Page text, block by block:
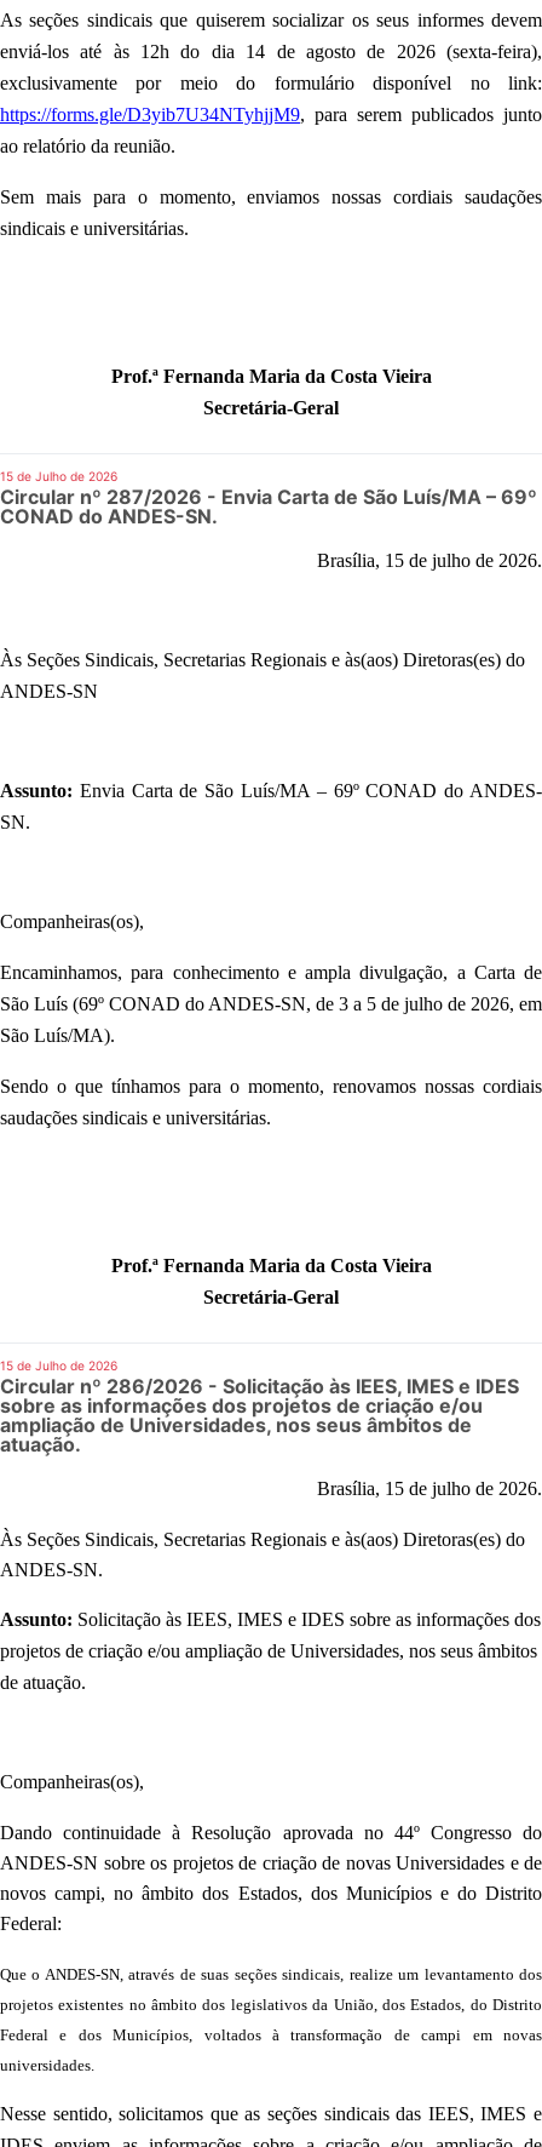
As seções sindicais que quiserem socializar os seus informes devem
enviá-los até às 12h do dia 14 de agosto de 2026 (sexta-feira),
exclusivamente por meio do formulário disponível no link:
https://forms.gle/D3yib7U34NTyhjjM9, para serem publicados junto
ao relatório da reunião.
Sem mais para o momento, enviamos nossas cordiais saudações
sindicais e universitárias.
Prof.ª Fernanda Maria da Costa Vieira
Secretária-Geral
15 de Julho de 2026
Circular nº 287/2026 - Envia Carta de São Luís/MA – 69º
CONAD do ANDES-SN.
Brasília, 15 de julho de 2026.
Às Seções Sindicais, Secretarias Regionais e às(aos) Diretoras(es) do
ANDES-SN
Assunto: Envia Carta de São Luís/MA – 69º CONAD do ANDES-
SN.
Companheiras(os),
Encaminhamos, para conhecimento e ampla divulgação, a Carta de
São Luís (69º CONAD do ANDES-SN, de 3 a 5 de julho de 2026, em
São Luís/MA).
Sendo o que tínhamos para o momento, renovamos nossas cordiais
saudações sindicais e universitárias.
Prof.ª Fernanda Maria da Costa Vieira
Secretária-Geral
15 de Julho de 2026
Circular nº 286/2026 - Solicitação às IEES, IMES e IDES
sobre as informações dos projetos de criação e/ou
ampliação de Universidades, nos seus âmbitos de
atuação.
Brasília, 15 de julho de 2026.
Às Seções Sindicais, Secretarias Regionais e às(aos) Diretoras(es) do
ANDES-SN.
Assunto: Solicitação às IEES, IMES e IDES sobre as informações dos
projetos de criação e/ou ampliação de Universidades, nos seus âmbitos
de atuação.
Companheiras(os),
Dando continuidade à Resolução aprovada no 44º Congresso do
ANDES-SN sobre os projetos de criação de novas Universidades e de
novos campi, no âmbito dos Estados, dos Municípios e do Distrito
Federal:
Que o ANDES-SN, através de suas seções sindicais, realize um levantamento dos
projetos existentes no âmbito dos legislativos da União, dos Estados, do Distrito
Federal e dos Municípios, voltados à transformação de campi em novas
universidades.
Nesse sentido, solicitamos que as seções sindicais das IEES, IMES e